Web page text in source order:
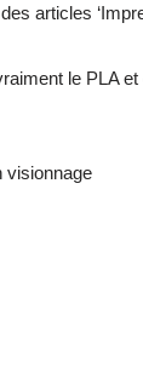
articles
le PLA
visionnage